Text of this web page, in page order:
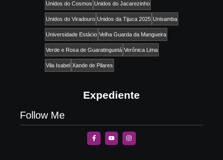
Unidos do Cosmos Unidos do Jacarezinho
Unidos do Viradouro Unidos da Tijuca 2025 Unisamba
Universidade Estácio Velha Guarda da Mangueira
Verde e Rosa de Guaratinguetá Verônica Lima
Vila Isabel Xande de Pilares
Expediente
Follow Me